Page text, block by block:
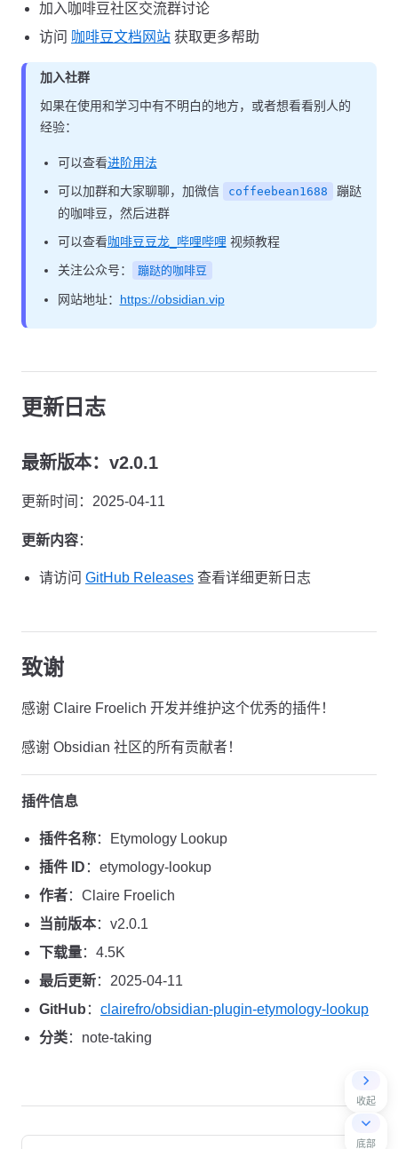
收起
底部
加入咖啡豆社区交流群讨论
访问 咖啡豆文档网站 获取更多帮助
加入社群
如果在使用和学习中有不明白的地方，或者想看看别人的
经验：
可以查看进阶用法
可以加群和大家聊聊，加微信
coffeebean1688
蹦跶
的咖啡豆，然后进群
可以查看咖啡豆豆龙_哔哩哔哩 视频教程
关注公众号：
蹦跶的咖啡豆
网站地址： https://obsidian.vip
更新日志
最新版本：v2.0.1
更新时间：2025-04-11
更新内容：
请访问 GitHub Releases 查看详细更新日志
致谢
感谢 Claire Froelich 开发并维护这个优秀的插件！
感谢 Obsidian 社区的所有贡献者！
插件信息
插件名称：Etymology Lookup
插件 ID ：etymology-lookup
作者：Claire Froelich
当前版本：v2.0.1
下载量：4.5K
最后更新：2025-04-11
GitHub ： clairefro/obsidian-plugin-etymology-lookup
分类：note-taking
Pager